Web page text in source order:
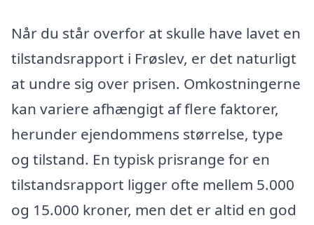
Når du står overfor at skulle have lavet en
tilstandsrapport i Frøslev, er det naturligt
at undre sig over prisen. Omkostningerne
kan variere afhængigt af flere faktorer,
herunder ejendommens størrelse, type
og tilstand. En typisk prisrange for en
tilstandsrapport ligger ofte mellem 5.000
og 15.000 kroner, men det er altid en god